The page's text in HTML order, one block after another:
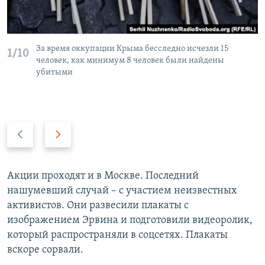
1/10
За время оккупации Крыма бесследно исчезли 15
человек, как минимум 8 человек были найдены
убитыми
д
ы
д
у
щ
и
д
у
ю
щ
и
й
Акции проходят и в Москве. Последний
нашумевший случай – с участием неизвестных
активистов. Они развесили плакаты с
изображением Эрвина и подготовили видеоролик,
который распространяли в соцсетях. Плакаты
вскоре сорвали.